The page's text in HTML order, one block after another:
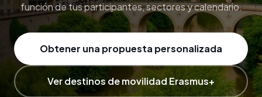
función de tus participantes, sectores y calendario.
Obtener una propuesta personalizada
Ver destinos de movilidad Erasmus+